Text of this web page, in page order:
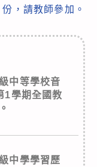
份，請教師參加。
中等學校音
1學期全國教
中學學習歷